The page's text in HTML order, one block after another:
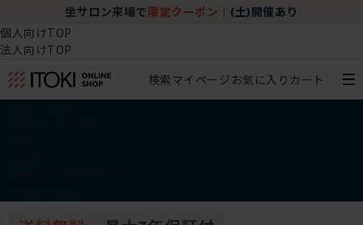
坐サロン来場で 限定クーポン (土)開催あり
個人向けTOP
法人向けTOP
検索マイページ お気に入り カート